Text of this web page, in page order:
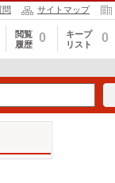
問 サイトマップ
閲覧
履歴
0
キープ
リスト
0